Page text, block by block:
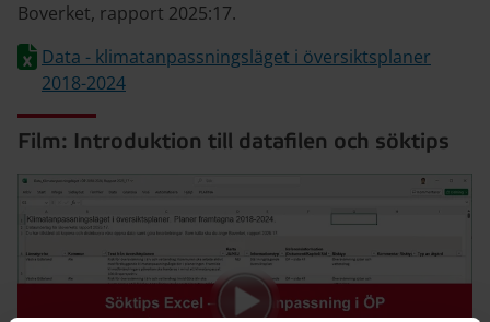
Boverket, rapport 2025:17.
Data - klimatanpassningsläget i översiktsplaner
2018-2024
Film: Introduktion till datafilen och söktips